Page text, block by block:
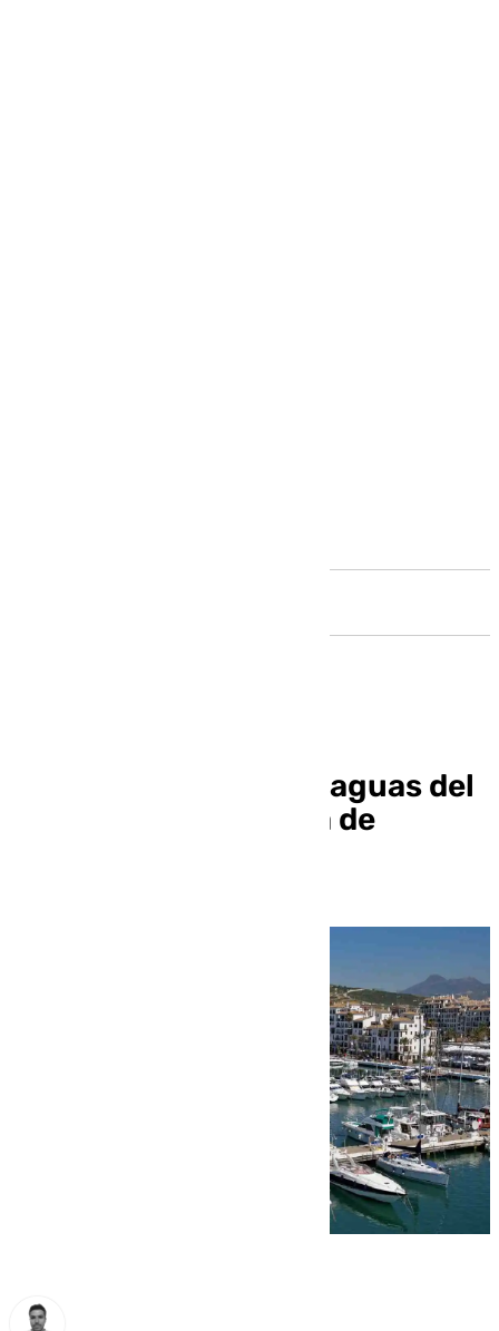
Hallan un cadáver en aguas del
Puerto de la Duquesa de